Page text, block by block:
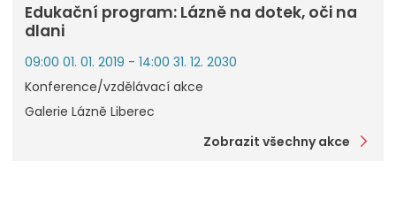
Edukační program: Lázně na dotek, oči na
dlani
09:00 01. 01. 2019 - 14:00 31. 12. 2030
Konference/vzdělávací akce
Galerie Lázně Liberec
Zobrazit všechny akce